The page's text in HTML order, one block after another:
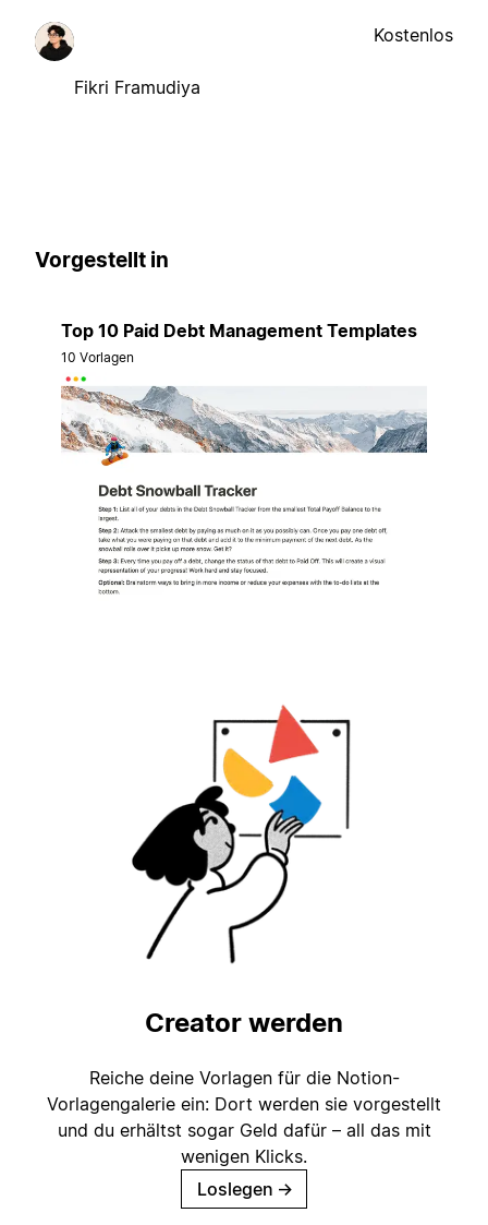
Fikri Framudiya
Kostenlos
Vorgestellt in
Top 10 Paid Debt Management Templates
10 Vorlagen
Creator werden
Reiche deine Vorlagen für die Notion-
Vorlagengalerie ein: Dort werden sie vorgestellt
und du erhältst sogar Geld dafür – all das mit
wenigen Klicks.
Loslegen →